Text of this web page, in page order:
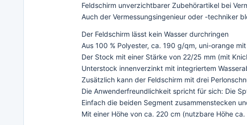
Feldschirm unverzichtbarer Zubehörartikel bei
Auch der Vermessungsingenieur oder -techniker
Der Feldschirm lässt kein Wasser durchringen
Aus 100 % Polyester, ca. 190 g/qm, uni-orange
Der Stock mit einer Stärke von 22/25 mm (mit
Unterstock innenverzinkt mit integriertem
Zusätzlich kann der Feldschirm mit drei
Die Anwenderfreundlichkeit spricht für sich: Die
Einfach die beiden Segment zusammenstecken
Mit einer Höhe von ca. 220 cm (nutzbare Höhe